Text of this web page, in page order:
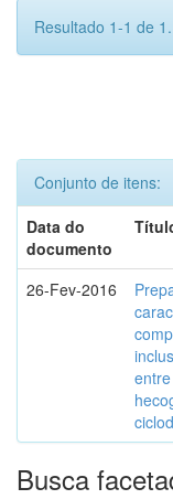
Resultado 1-1 de 1.
Conjunto de itens:
Data do
documento
26-Fev-2016
Busca